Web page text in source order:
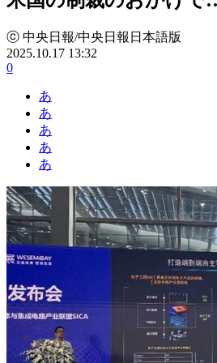
ⓒ 中央日報/中央日報日本語版
2025.10.17 13:32
0
あ
あ
あ
あ
あ